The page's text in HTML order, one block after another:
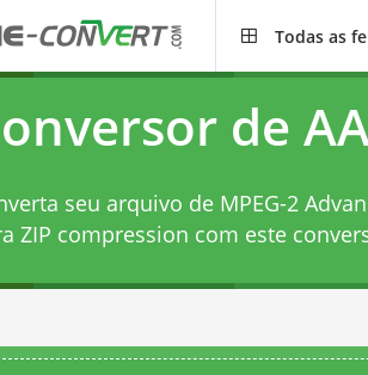
Todas as
de
seu arquivo de MPEG-2
ZIP compression com este